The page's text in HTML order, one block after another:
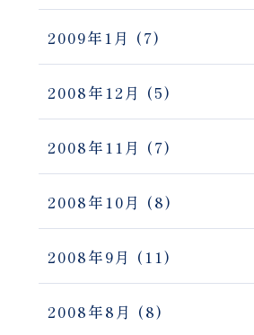
2009年1月 (7)
2008年12月 (5)
2008年11月 (7)
2008年10月 (8)
2008年9月 (11)
2008年8月 (8)